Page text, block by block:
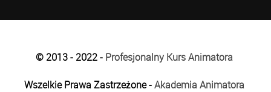
© 2013 - 2022 - Profesjonalny Kurs Animatora
Wszelkie Prawa Zastrzeżone -Akademia Animatora